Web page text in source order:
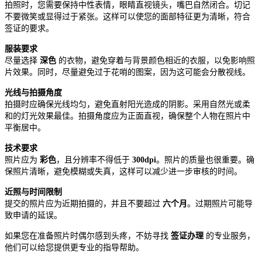
拍照时，您需要保持中性表情，眼睛直视镜头，嘴巴自然闭合。切记
不要微笑或显得过于紧张。这样可以使您的面部特征更为清晰，符合
签证的要求。
服装要求
尽量选择 深色 的衣物，避免穿着与背景颜色相近的衣服，以免影响照
片效果。同时，尽量避免过于花哨的图案，因为这可能会分散视线。
光线与拍摄角度
拍摄时应确保光线均匀，避免直射阳光造成的阴影。采用自然光或柔
和的灯光效果最佳。拍摄角度应为正面直视，确保整个人物在照片中
平衡居中。
技术要求
照片应为 彩色，且分辨率不得低于 300dpi。照片的质量也很重要。确
保照片清晰，避免模糊或失真，这样可以减少进一步审核的时间。
近照与时间限制
提交的照片应为近期拍摄的，并且不要超过 六个月 。过期照片可能导
致申请的延误。
如果您在准备照片时偶尔感到头疼，不妨寻找 签证办理 的专业服务，
他们可以给您提供更专业的指导帮助。